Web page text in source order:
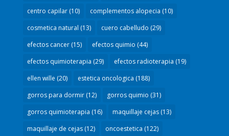
centro capilar(10) complementos alopecia (10)
cosmetica natural (13) cuero cabelludo (29)
efectos cancer(15) efectos quimio (44)
efectos quimioterapia (29) efectos radioterapia (19)
ellen wille (20) estetica oncologica (188)
gorros para dormir(12) gorros quimio (31)
gorros quimioterapia (16) maquillaje cejas(13)
maquillaje de cejas(12) oncoestetica (122)